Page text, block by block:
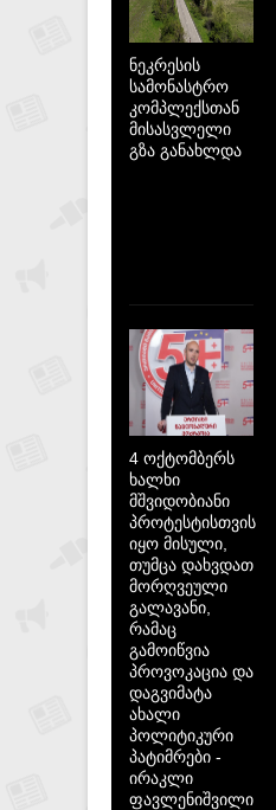
ნეკრესის
სამონასტრო
კომპლექსთან
მისასვლელი
გზა განახლდა
4 ოქტომბერს
ხალხი
მშვიდობიანი
პროტესტისთვის
იყო მისული,
თუმცა დახვდათ
მორღვეული
გალავანი,
რამაც
გამოიწვია
პროვოკაცია და
დაგვიმატა
ახალი
პოლიტიკური
პატიმრები -
ირაკლი
ფავლენიშვილი